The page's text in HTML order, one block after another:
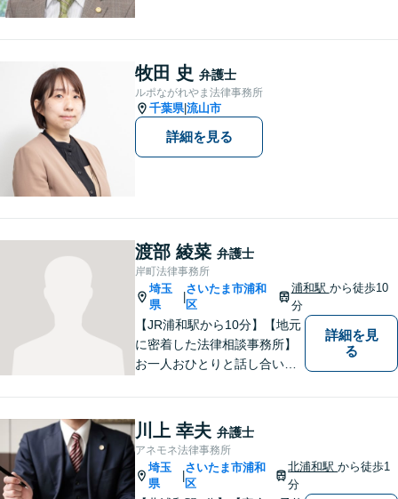
駅5分】【プライバシー配慮】
【平日22時・土日祝20時ま
で】【弁護士歴10年以上】
牧田 史 弁護士
ルポながれやま法律事務所
千葉県|流山市
詳細を見る
渡部 綾菜 弁護士
岸町法律事務所
埼玉
県
|
さいたま市浦和
区
浦和駅 から徒歩10
分
【JR浦和駅から10分】【地元
に密着した法律相談事務所】
お一人おひとりと話し合い、
行っております。お役に立て
ることがあれば、ぜひお手伝
いさせてください。【平日21
時まで対応可】
詳細を見
る
川上 幸夫 弁護士
アネモネ法律事務所
埼玉
県
|
さいたま市浦和
区
北浦和駅から徒歩1
分